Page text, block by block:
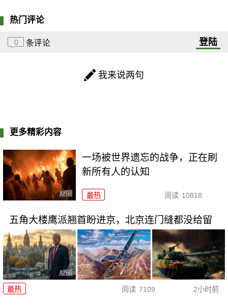
热门评论
0 条评论 登陆
我来说两句
更多精彩内容
一场被世界遗忘的战争，正在刷
新所有人的认知
最热 阅读 10818
五角大楼鹰派翘首盼进京，北京连门缝都没给留
最热 阅读 7109 2小时前